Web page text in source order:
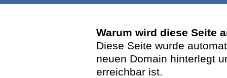
Warum wird diese Seite
Diese Seite wurde
neuen Domain hinterlegt
erreichbar ist.